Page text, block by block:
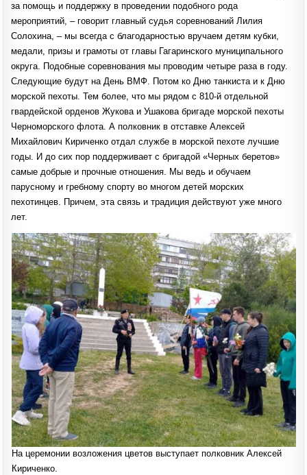
за помощь и поддержку в проведении подобного рода
мероприятий, – говорит главный судья соревнований Лилия
Солохина, – мы всегда с благодарностью вручаем детям кубки,
медали, призы и грамоты от главы Гагаринского муниципального
округа. Подобные соревнования мы проводим четыре раза в году.
Следующие будут на День ВМФ. Потом ко Дню танкиста и к Дню
морской пехоты. Тем более, что мы рядом с 810-й отдельной
гвардейской орденов Жукова и Ушакова бригаде морской пехоты
Черноморского флота. А полковник в отставке Алексей
Михайлович Кириченко отдал службе в морской пехоте лучшие
годы. И до сих пор поддерживает с бригадой «Черных беретов»
самые добрые и прочные отношения. Мы ведь и обучаем
парусному и гребному спорту во многом детей морских
пехотинцев. Причем, эта связь и традиция действуют уже много
лет.
На церемонии возложения цветов выступает полковник Алексей
Кириченко.